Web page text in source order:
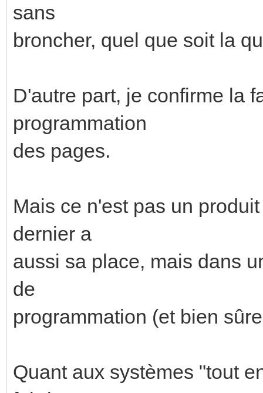
sans
broncher, quel que soit la
D'autre part, je confirme la
programmation
des pages.
Mais ce n'est pas un
dernier a
aussi sa place, mais dans
de
programmation (et bien
Quant aux systèmes "tout